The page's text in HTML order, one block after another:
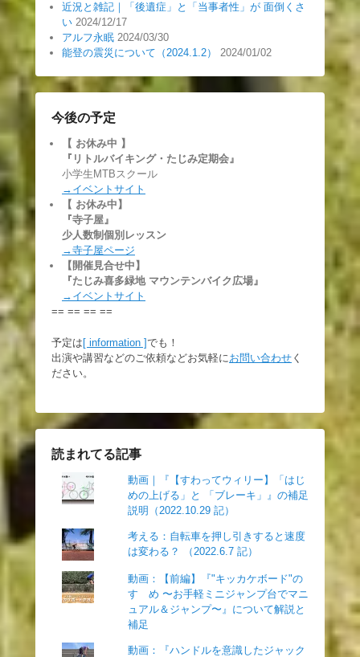
近況と雑記｜「後遺症」と「当事者性」が 面倒くさ
い 2024/12/17
アルフ永眠 2024/03/30
能登の震災について（2024.1.2）
2024/01/02
今後の予定
【 お休み中 】
『リトルバイキング・たじみ定期会』
小学生MTBスクール
→イベントサイト
【 お休み中】
『寺子屋』
少人数制個別レッスン
→寺子屋ページ
【開催見合せ中】
『たじみ喜多緑地 マウンテンバイク広場』
→イベントサイト
== == == ==
予定は [ information ]でも！
出演や講習などのご依頼などお気軽に お問い合わせ く
ださい。
読まれてる記事
動画｜『【すわってウィリー】「はじ
めの上げる」と 「ブレーキ」』の補足
説明（2022.10.29 記）
考える：自転車を押し引きすると速度
は変わる？ （2022.6.7 記）
動画：【前編】『"キッカケボード"の
すゝめ 〜お手軽ミニジャンプ台でマニ
ュアル＆ジャンプ〜』について解説と
補足
動画：『ハンドルを意識したジャック